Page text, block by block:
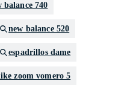
balance 740
new balance 520
espadrillos dame
zoom vomero 5